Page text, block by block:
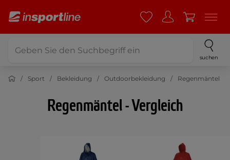
suchen
Sport Bekleidung Outdoorbekleidung Regenmäntel
Regenmäntel - Vergleich